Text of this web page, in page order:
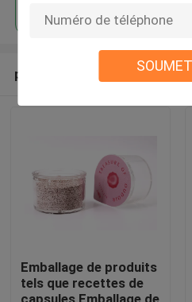
produits recommandés
Emballage de produits
tels que recettes de